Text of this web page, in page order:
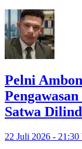
Pelni
Satwa
22 Juli 2026 -